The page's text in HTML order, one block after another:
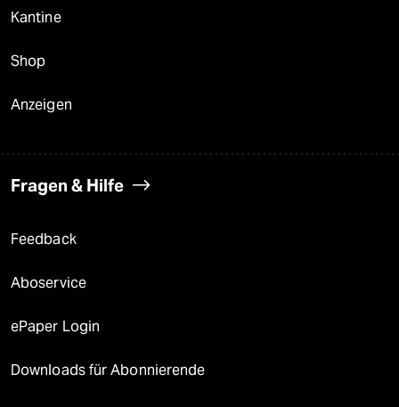
Kantine
Shop
Anzeigen
Fragen & Hilfe
Feedback
Aboservice
ePaper Login
Downloads für Abonnierende